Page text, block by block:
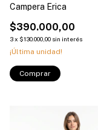
Campera Erica
$390.000,00
3x $130.000,00 sin interés
¡Última unidad!
Comprar